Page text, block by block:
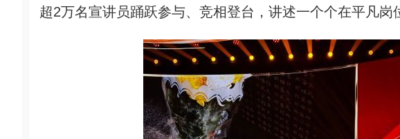
超2万名宣讲员踊跃参与、竞相登台，讲述一个个在平凡岗